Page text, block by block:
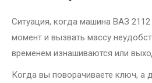
Ситуация, когда машина ВАЗ
момент и вызвать массу
временем изнашиваются или
Когда вы поворачиваете ключ, а